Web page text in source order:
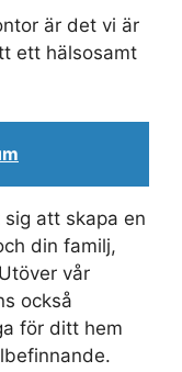
är det vi är
ett hälsosamt
att skapa en
din familj,
vår
också
för ditt hem